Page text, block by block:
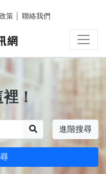
策 聯絡我們
！
進階搜尋